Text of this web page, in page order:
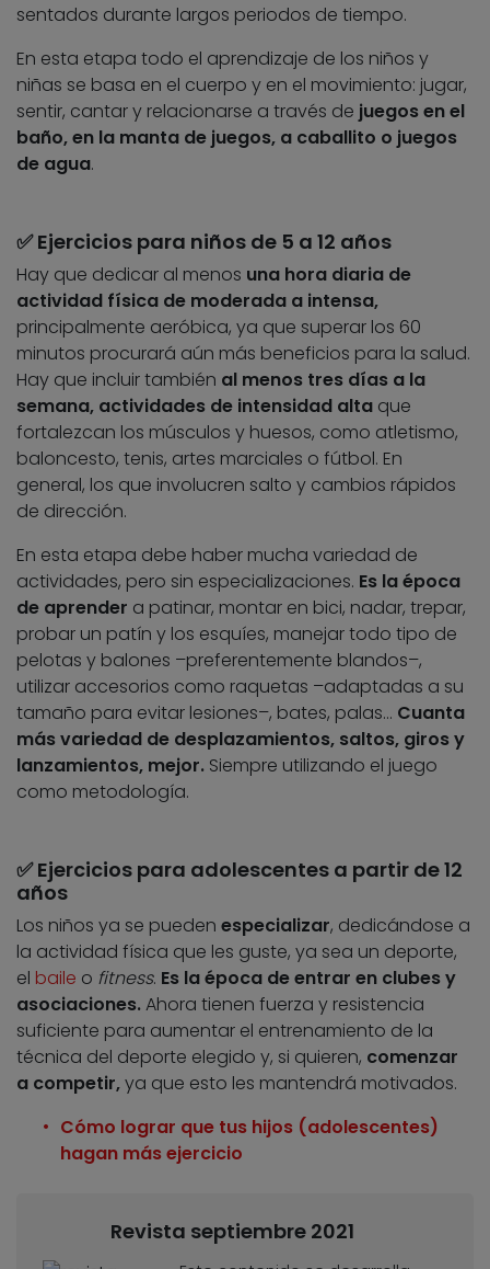
sentados durante largos periodos de tiempo.
En esta etapa todo el aprendizaje de los niños y
niñas se basa en el cuerpo y en el movimiento: jugar,
sentir, cantar y relacionarse a través de juegos en el
baño, en la manta de juegos, a caballito o juegos
de agua.
✅ Ejercicios para niños de 5 a 12 años
Hay que dedicar al menos una hora diaria de
actividad física de moderada a intensa,
principalmente aeróbica, ya que superar los 60
minutos procurará aún más beneficios para la salud.
Hay que incluir también al menos tres días a la
semana, actividades de intensidad alta que
fortalezcan los músculos y huesos, como atletismo,
baloncesto, tenis, artes marciales o fútbol. En
general, los que involucren salto y cambios rápidos
de dirección.
En esta etapa debe haber mucha variedad de
actividades, pero sin especializaciones. Es la época
de aprender a patinar, montar en bici, nadar, trepar,
probar un patín y los esquíes, manejar todo tipo de
pelotas y balones –preferentemente blandos–,
utilizar accesorios como raquetas –adaptadas a su
tamaño para evitar lesiones–, bates, palas… Cuanta
más variedad de desplazamientos, saltos, giros y
lanzamientos, mejor. Siempre utilizando el juego
como metodología.
✅ Ejercicios para adolescentes a partir de 12
años
Los niños ya se pueden especializar, dedicándose a
la actividad física que les guste, ya sea un deporte,
el baile o fitness. Es la época de entrar en clubes y
asociaciones.Ahora tienen fuerza y resistencia
suficiente para aumentar el entrenamiento de la
técnica del deporte elegido y, si quieren, comenzar
a competir,ya que esto les mantendrá motivados.
Cómo lograr que tus hijos (adolescentes)
hagan más ejercicio
Revista septiembre 2021